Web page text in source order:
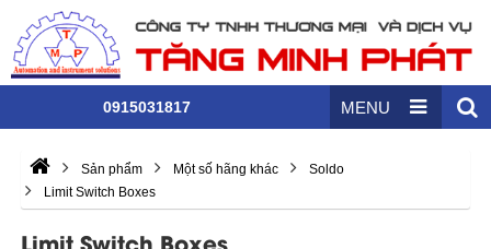
0915031817 MENU
Sản phẩm Một số hãng khác
Soldo
Limit Switch Boxes
Limit Switch Boxes